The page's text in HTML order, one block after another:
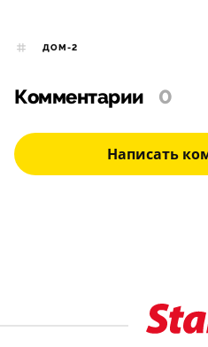
ДОМ-2
Комментарии 0
Написать